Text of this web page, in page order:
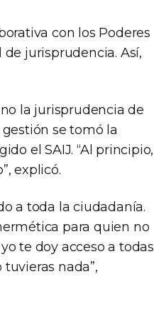
con los Poderes
jurisprudencia. Así,
la jurisprudencia de
se tomó la
el SAIJ. “Al principio,
explicó.
a toda la ciudadanía.
para quien no
te doy acceso a todas
nada”,